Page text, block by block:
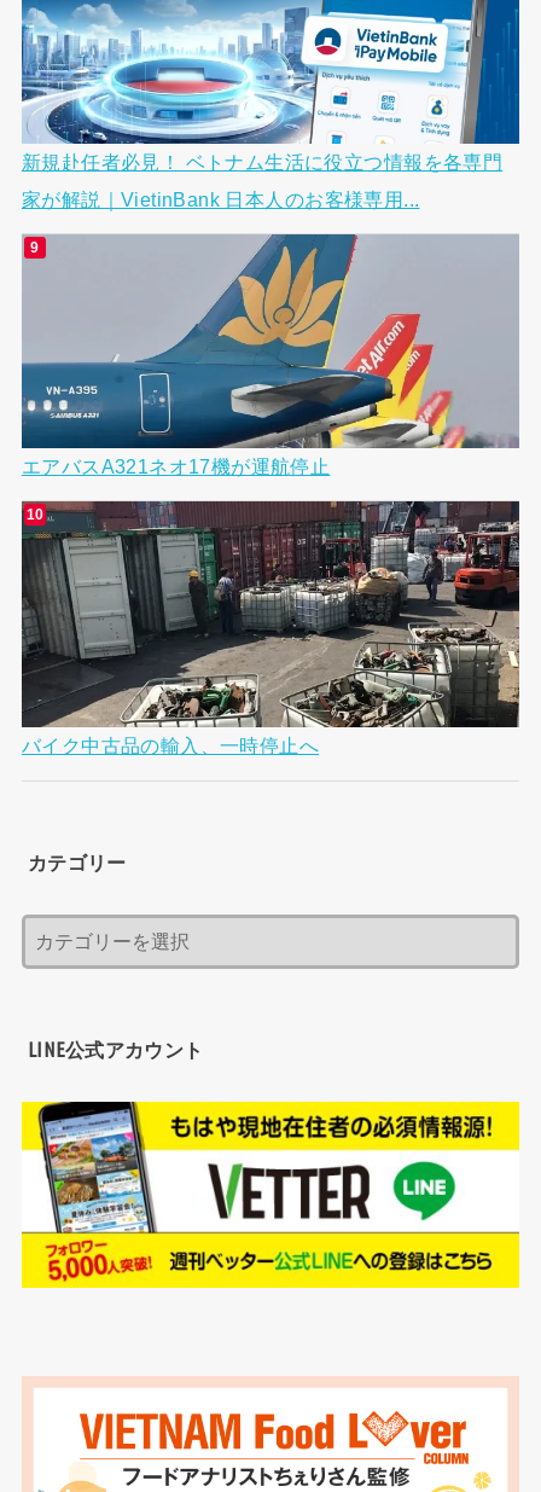
新規赴任者必見！ ベトナム生活に役立つ情報を各専門
家が解説｜VietinBank 日本人のお客様専用...
エアバスA321ネオ17機が運航停止
バイク中古品の輸入、一時停止へ
カテゴリー
LINE公式アカウント